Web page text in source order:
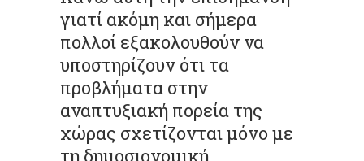
γιατί ακόμη και σήμερα
πολλοί εξακολουθούν να
υποστηρίζουν ότι τα
προβλήματα στην
αναπτυξιακή πορεία της
χώρας σχετίζονται μόνο με
τη δημοσιονομική